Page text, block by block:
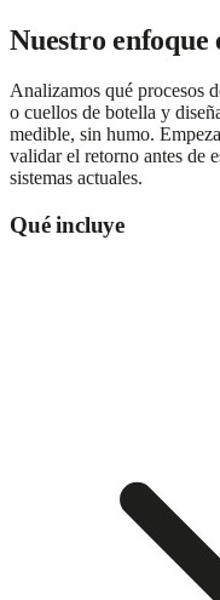
Nuestro enfoque
Analizamos qué procesos
o cuellos de botella y
medible, sin humo.
validar el retorno antes de
sistemas actuales.
Qué incluye